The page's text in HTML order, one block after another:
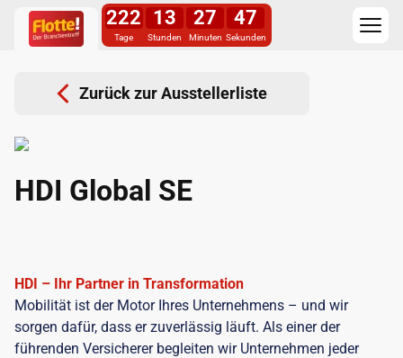
222
Tage
13
Stunden
27
Minuten
47
Sekunden
Zurück zur Ausstellerliste
HDI Global SE
HDI – Ihr Partner in Transformation
Mobilität ist der Motor Ihres Unternehmens – und wir
sorgen dafür, dass er zuverlässig läuft. Als einer der
führenden Versicherer begleiten wir Unternehmen jeder